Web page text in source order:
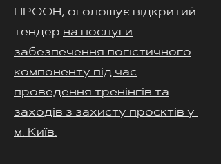
ПРООН, оголошує відкритий
тендер на послуги
забезпечення логістичного
компоненту під час
проведення тренінгів та
заходів з захисту проєктів у
м. Київ.